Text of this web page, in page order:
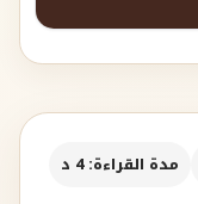
مدة القراءة: 4 د